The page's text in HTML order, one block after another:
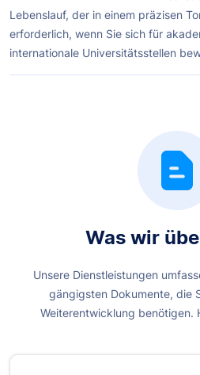
Lebenslauf, der in einem präzisen
erforderlich, wenn Sie sich für
internationale Universitätsstellen
Was wir
Unsere Dienstleistungen
gängigsten Dokumente, die
Weiterentwicklung benötigen.